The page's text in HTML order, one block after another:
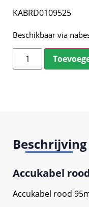
KABRD0109525
Beschikbaar via
Beschrijving
Accukabel
Accukabel rood